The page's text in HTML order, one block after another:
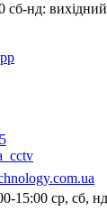
сб-нд: вихідний
15:00 ср, сб,